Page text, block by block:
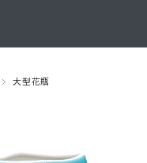
大型花瓶